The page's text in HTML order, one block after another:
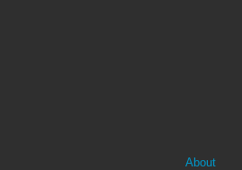
About